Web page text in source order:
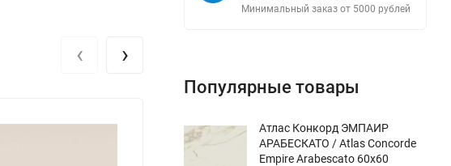
‹ ›
Минимальный заказ от 5000 рублей
Популярные товары
Атлас Конкорд ЭМПАИР
АРАБЕСКАТО / Atlas Concorde
Empire Arabescato 60x60